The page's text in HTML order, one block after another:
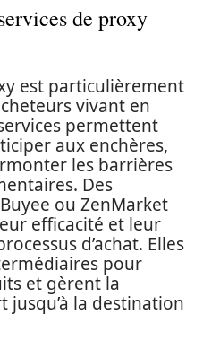
de proxy
est particulièrement
vivant en
permettent
aux enchères,
les barrières
Des
ou ZenMarket
efficacité et leur
d’achat. Elles
pour
et gèrent la
la destination